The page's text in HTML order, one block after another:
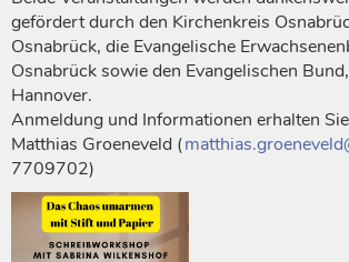
gefördert durch den Kirchenkreis
Osnabrück, die Evangelische
Osnabrück sowie den Evangelischen
Hannover.
Anmeldung und Informationen erhalten
Matthias Groeneveld (
7709702)